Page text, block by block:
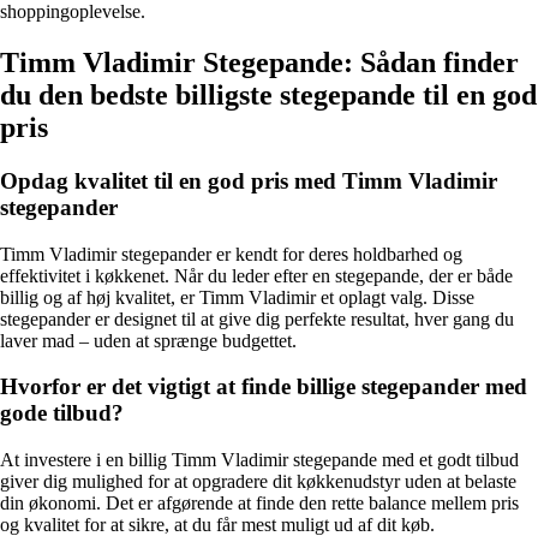
shoppingoplevelse.
Timm Vladimir Stegepande: Sådan finder
du den bedste billigste stegepande til en god
pris
Opdag kvalitet til en god pris med Timm Vladimir
stegepander
Timm Vladimir stegepander er kendt for deres holdbarhed og
effektivitet i køkkenet. Når du leder efter en stegepande, der er både
billig og af høj kvalitet, er Timm Vladimir et oplagt valg. Disse
stegepander er designet til at give dig perfekte resultat, hver gang du
laver mad – uden at sprænge budgettet.
Hvorfor er det vigtigt at finde billige stegepander med
gode tilbud?
At investere i en billig Timm Vladimir stegepande med et godt tilbud
giver dig mulighed for at opgradere dit køkkenudstyr uden at belaste
din økonomi. Det er afgørende at finde den rette balance mellem pris
og kvalitet for at sikre, at du får mest muligt ud af dit køb.